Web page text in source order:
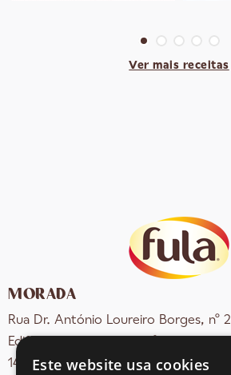
Ver mais receitas
MORADA
Rua Dr. António Loureiro Borges, nº 2
Edifício Arquiparque 2, 3º andar
1495-131 Algés - Portugal
Este website usa cookies